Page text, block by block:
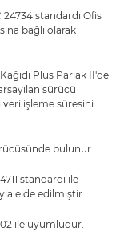
24734 standardı Ofis
bağlı olarak
Plus Parlak II'de
sürücü
veri işleme süresini
bulunur.
standardı ile
elde edilmiştir.
ile uyumludur.